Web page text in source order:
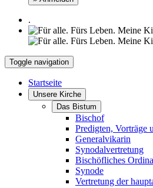
.
Toggle navigation
Startseite
Unsere Kirche
Das Bistum
Bischof
Predigten, Vorträge
Generalvikarin
Synodalvertretung
Bischöfliches
Synode
Vertretung der